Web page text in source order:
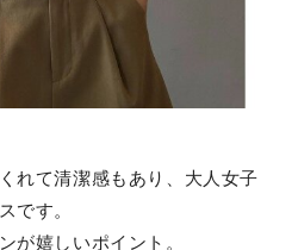
れて清潔感もあり、大人女子
です。
が嬉しいポイント。